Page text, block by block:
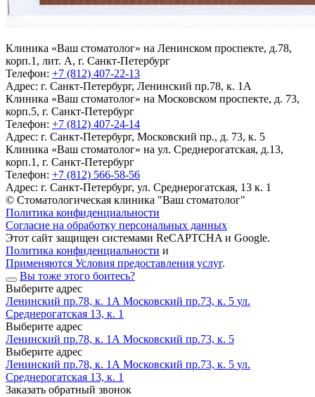
Клиника «Ваш стоматолог» на Ленинском проспекте, д.78,
корп.1, лит. А, г. Санкт-Петербург
Телефон: +7 (812) 407-22-13
Адрес: г. Санкт-Петербург, Ленинский пр.78, к. 1А
Клиника «Ваш стоматолог» на Московском проспекте, д. 73,
корп.5, г. Санкт-Петербург
Телефон: +7 (812) 407-24-14
Адрес: г. Санкт-Петербург, Московский пр., д. 73, к. 5
Клиника «Ваш стоматолог» на ул. Среднерогатская, д.13,
корп.1, г. Санкт-Петербург
Телефон: +7 (812) 566-58-56
Адрес: г. Санкт-Петербург, ул. Среднерогатская, 13 к. 1
© Стоматологическая клиника "Ваш стоматолог"
Политика конфиденциальности
Согласие на обработку персональных данных
Этот сайт защищен системами ReCAPTCHA и Google.
Политика конфиденциальности и
Применяются Условия предоставления услуг.
Вы тоже этого боитесь?
Выберите адрес
Ленинский пр.78, к. 1А Московский пр.73, к. 5 ул.
Среднерогатская 13, к. 1
Выберите адрес
Ленинский пр.78, к. 1А Московский пр.73, к. 5
Выберите адрес
Ленинский пр.78, к. 1А Московский пр.73, к. 5 ул.
Среднерогатская 13, к. 1
Заказать обратный звонок